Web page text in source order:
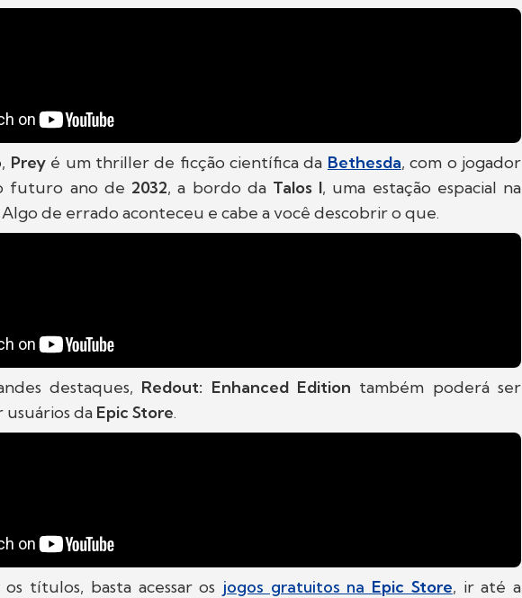
Prey é um thriller de ficção científica da Bethesda, com o jogador
futuro ano de 2032, a bordo da Talos I, uma estação espacial na
de errado aconteceu e cabe a você descobrir o que.
destaques, Redout: Enhanced Edition também poderá ser
da Epic Store.
títulos, basta acessar os jogos gratuitos na Epic Store, ir até a